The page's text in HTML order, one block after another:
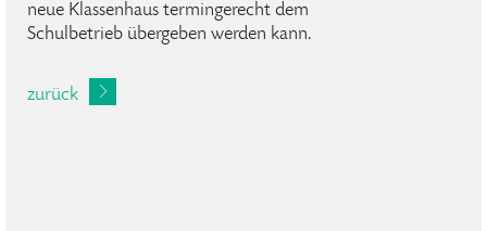
neue Klassenhaus termingerecht dem
Schulbetrieb übergeben werden kann.
zurück